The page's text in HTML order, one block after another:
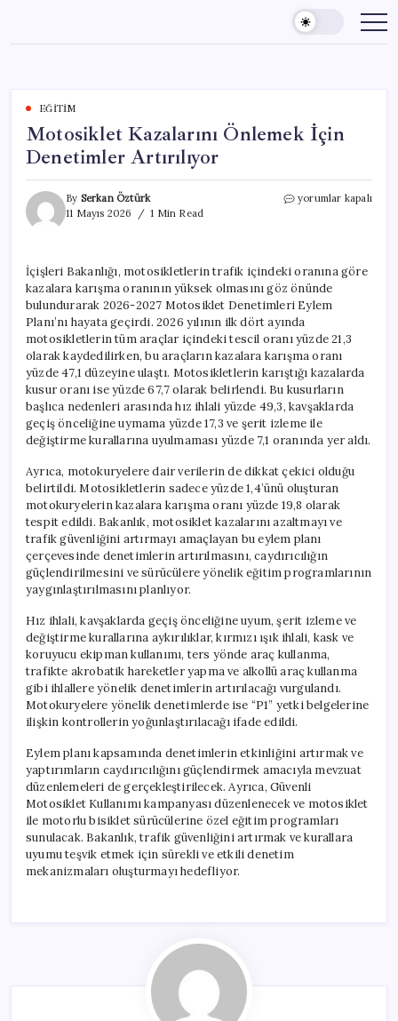
content
EĞITIM
Motosiklet Kazalarını Önlemek İçin
Denetimler Artırılıyor
By Serkan Öztürk
11 Mayıs 2026
1 Min Read
Motosiklet
Artırılıyor
için
yorumlar kapalı
İçişleri Bakanlığı, motosikletlerin trafik içindeki oranına göre
kazalara karışma oranının yüksek olmasını göz önünde
bulundurarak 2026-2027 Motosiklet Denetimleri Eylem
Planı’nı hayata geçirdi. 2026 yılının ilk dört ayında
motosikletlerin tüm araçlar içindeki tescil oranı yüzde 21,3
olarak kaydedilirken, bu araçların kazalara karışma oranı
yüzde 47,1 düzeyine ulaştı. Motosikletlerin karıştığı kazalarda
kusur oranı ise yüzde 67,7 olarak belirlendi. Bu kusurların
başlıca nedenleri arasında hız ihlali yüzde 49,3, kavşaklarda
geçiş önceliğine uymama yüzde 17,3 ve şerit izleme ile
değiştirme kurallarına uyulmaması yüzde 7,1 oranında yer aldı.
Ayrıca, motokuryelere dair verilerin de dikkat çekici olduğu
belirtildi. Motosikletlerin sadece yüzde 1,4’ünü oluşturan
motokuryelerin kazalara karışma oranı yüzde 19,8 olarak
tespit edildi. Bakanlık, motosiklet kazalarını azaltmayı ve
trafik güvenliğini artırmayı amaçlayan bu eylem planı
çerçevesinde denetimlerin artırılmasını, caydırıcılığın
güçlendirilmesini ve sürücülere yönelik eğitim programlarının
yaygınlaştırılmasını planlıyor.
Hız ihlali, kavşaklarda geçiş önceliğine uyum, şerit izleme ve
değiştirme kurallarına aykırılıklar, kırmızı ışık ihlali, kask ve
koruyucu ekipman kullanımı, ters yönde araç kullanma,
trafikte akrobatik hareketler yapma ve alkollü araç kullanma
gibi ihlallere yönelik denetimlerin artırılacağı vurgulandı.
Motokuryelere yönelik denetimlerde ise “P1” yetki belgelerine
ilişkin kontrollerin yoğunlaştırılacağı ifade edildi.
Eylem planı kapsamında denetimlerin etkinliğini artırmak ve
yaptırımların caydırıcılığını güçlendirmek amacıyla mevzuat
düzenlemeleri de gerçekleştirilecek. Ayrıca, Güvenli
Motosiklet Kullanımı kampanyası düzenlenecek ve motosiklet
ile motorlu bisiklet sürücülerine özel eğitim programları
sunulacak. Bakanlık, trafik güvenliğini artırmak ve kurallara
uyumu teşvik etmek için sürekli ve etkili denetim
mekanizmaları oluşturmayı hedefliyor.